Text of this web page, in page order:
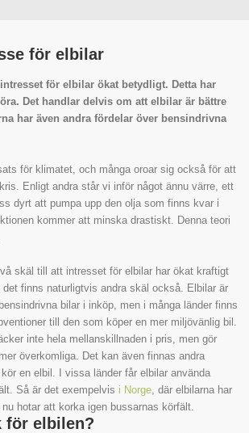
för elbilar
för elbilar ökat betydligt. Detta har
Det handlar delvis om att elbilar är bättre
har även andra fördelar över bensindrivna
för klimatet, och många oroar sig också för att
Enligt andra står vi inför något ännu värre, ett
dyrt att pumpa upp den olja som finns kvar i
kommer att minska drastiskt. Denna teori
skäl till att intresset för elbilar har ökat kraftigt
det finns naturligtvis andra skäl också. Elbilar är
bilar i inköp, men i många länder finns
till den som köper en mer miljövänlig bil.
inte hela mellanskillnaden i pris, men gör
överkomliga. Det kan även finnas andra
en elbil. I vissa länder får elbilar använda
Så är det exempelvis i Norge , där elbilarna har
hotar att korka igen bussarnas körfält.
för elbilen?